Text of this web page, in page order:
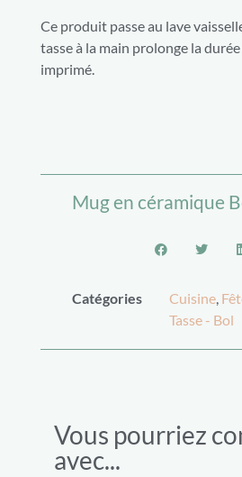
Ce produit passe au lave
tasse à la main prolonge la
imprimé.
Mug en céramique
Catégories Cuisine,
Tasse - Bol
Vous pourriez
avec...